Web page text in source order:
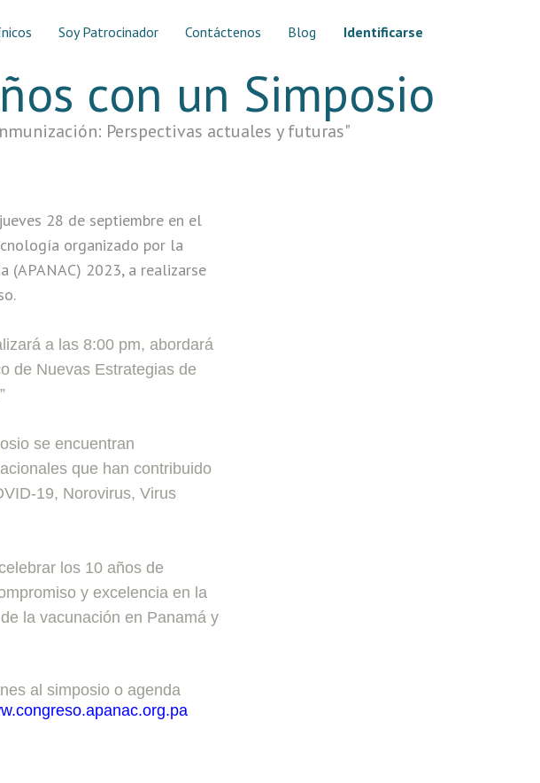
Soy Patrocinador Contáctenos Blog Identificarse
con un Simposio
Perspectivas actuales y futuras"
28 de septiembre en el
organizado por la
(APANAC) 2023, a realizarse
a las 8:00 pm, abordará
de Nuevas Estrategias de
se encuentran
que han contribuido
19, Norovirus, Virus
los 10 años de
y excelencia en la
la vacunación en Panamá y
al simposio o agenda